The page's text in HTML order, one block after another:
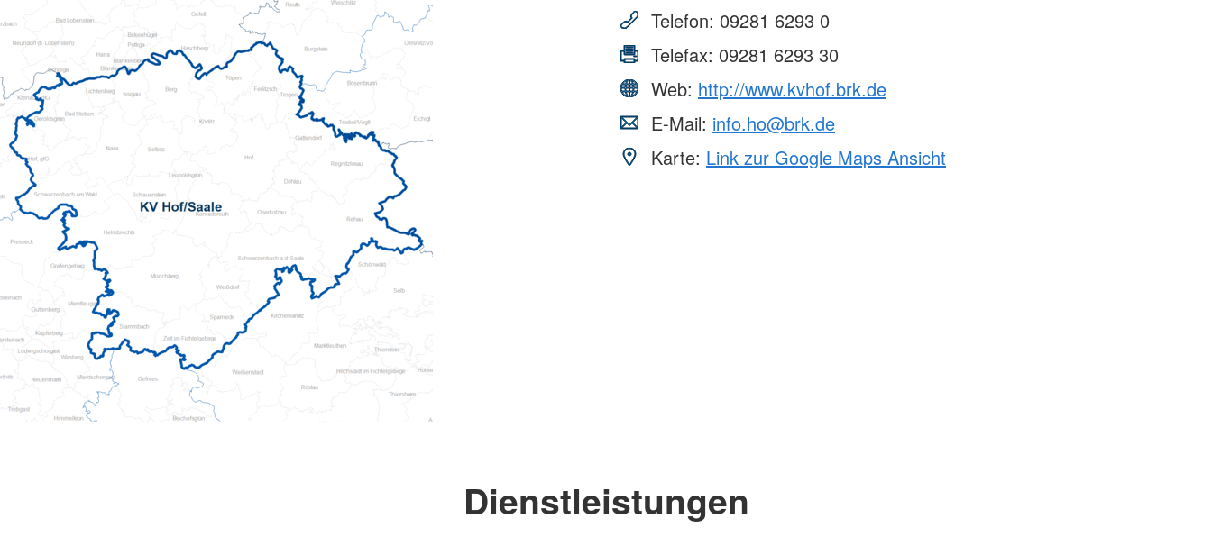
Telefon: 09281 6293 0
Telefax: 09281 6293 30
Web: http://www.kvhof.brk.de
E-Mail: info.ho@brk.de
Karte: Link zur Google Maps Ansicht
Dienstleistungen